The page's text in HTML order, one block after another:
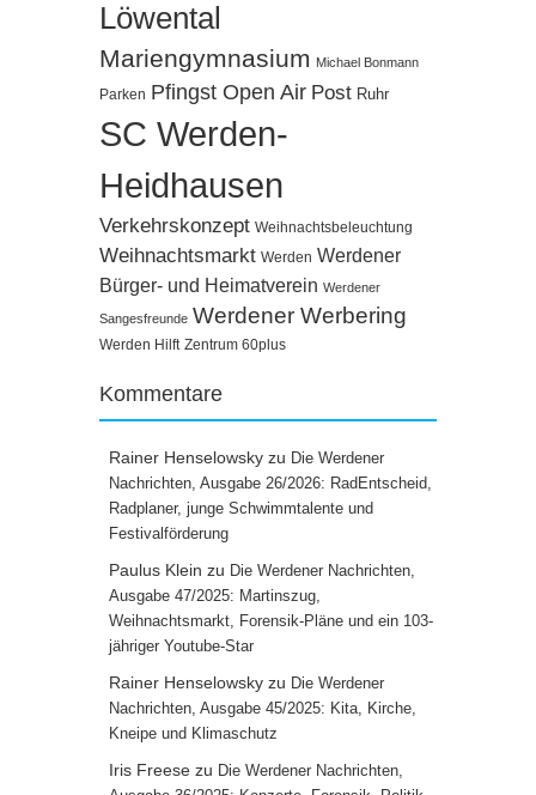
Löwental
Mariengymnasium Michael Bonmann
Parken Pfingst Open Air Post Ruhr
SC Werden-
Heidhausen
Verkehrskonzept Weihnachtsbeleuchtung
Weihnachtsmarkt Werden Werdener
Bürger- und Heimatverein Werdener
Sangesfreunde Werdener Werbering
Werden Hilft Zentrum 60plus
Kommentare
Rainer Henselowsky zu Die Werdener
Nachrichten, Ausgabe 26/2026: RadEntscheid,
Radplaner, junge Schwimmtalente und
Festivalförderung
Paulus Klein zu Die Werdener Nachrichten,
Ausgabe 47/2025: Martinszug,
Weihnachtsmarkt, Forensik-Pläne und ein 103-
jähriger Youtube-Star
Rainer Henselowsky zu Die Werdener
Nachrichten, Ausgabe 45/2025: Kita, Kirche,
Kneipe und Klimaschutz
Iris Freese zu Die Werdener Nachrichten,